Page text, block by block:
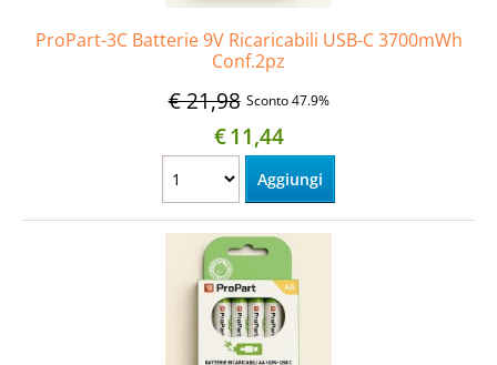
Elettrodomestici
MEDIC
ProPart-3C Batterie 9V Ricaricabili USB-C 3700mWh
Conf.2pz
€ 21,98 Sconto 47.9%
€11,44